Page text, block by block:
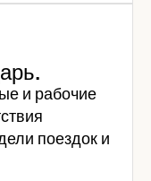
и рабочие
поездок и